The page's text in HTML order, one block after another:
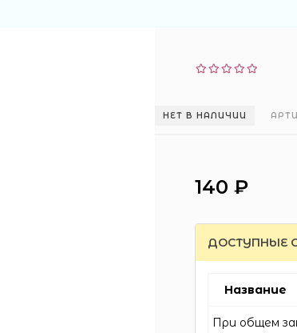
НЕТ В НАЛИЧИИ
140 ₽
ДОСТУПНЫЕ
Название
При общем